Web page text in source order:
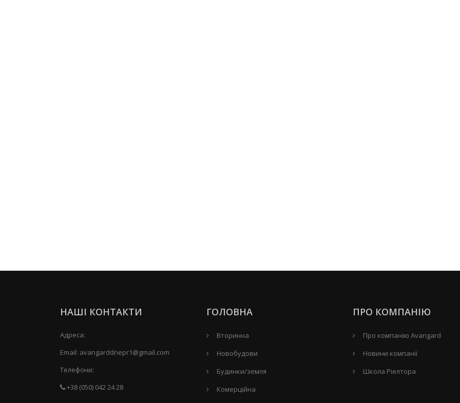
НАШІ КОНТАКТИ
Адреса:
Email: avangarddnepr1@gmail.com
Телефони:
+38 (050) 042 24 28
ГОЛОВНА
Вторинна
Новобудови
Будинки/земля
Комерційна
ПРО КОМПАНІЮ
Про компанію Avangard
Новини компанії
Школа Ріелтора